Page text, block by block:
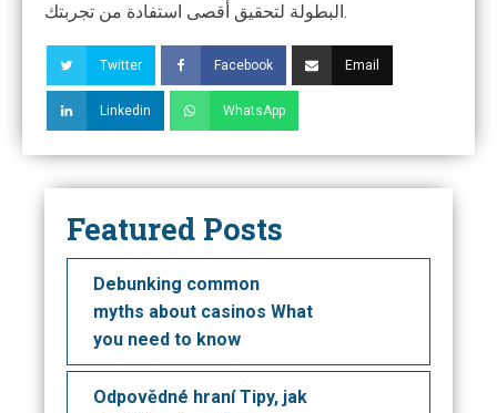
البطولة لتحقيق أقصى استفادة من تجربتك.
Twitter Facebook Email
Linkedin WhatsApp
Featured Posts
Debunking common
myths about casinos What
you need to know
Odpovědné hraní Tipy, jak